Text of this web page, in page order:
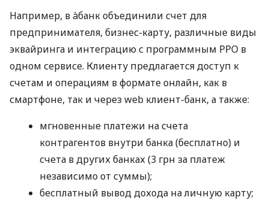
Например, в àбанк объединили счет для
предпринимателя, бизнес-карту, различные виды
эквайринга и интеграцию с программным РРО в
одном сервисе. Клиенту предлагается доступ к
счетам и операциям в формате онлайн, как в
смартфоне, так и через web клиент-банк, а также:
мгновенные платежи на счета
контрагентов внутри банка (бесплатно) и
счета в других банках (3 грн за платеж
независимо от суммы);
бесплатный вывод дохода на личную карту;